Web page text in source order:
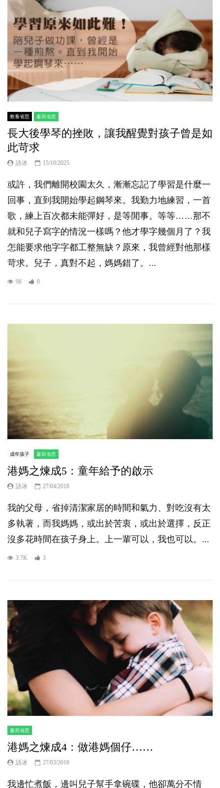
教養省思 書寫省思
長大後學琴的挫敗，讓我醒覺對孩子曾是如
此苛求
語冰 15/10/2025
或許，我們離開校園太久，漸漸忘記了學習是什麼一
回事，直到我開始學起鋼琴來。我勤力地練習，一首
歌，練上百次都未能彈好，是等閒事。等等……那不
就和兒子寫字的情況一樣嗎？他才學字幾個月了？我
怎能要求他字字都工整無缺？原來，我曾經對他那樣
苛求。兒子，真對不起，媽媽錯了。...
98 0
成年孩子 書寫省思
港媽之煉成5：童年給予的啟示
語冰 27/04/2018
我的父母，省掉清潔家居的時間和氣力、對吃沒有太
多執著，而我媽媽，或出於苦衷，或出於選擇，反正
沒多花時間在孩子身上。上一輩可以，我也可以。...
3.7K 3
書寫省思
港媽之煉成4：做港媽個仔……
語冰 27/03/2018
我邊忙煮飯，邊叫兒子幫手拿碗碟，他卻萬分不情